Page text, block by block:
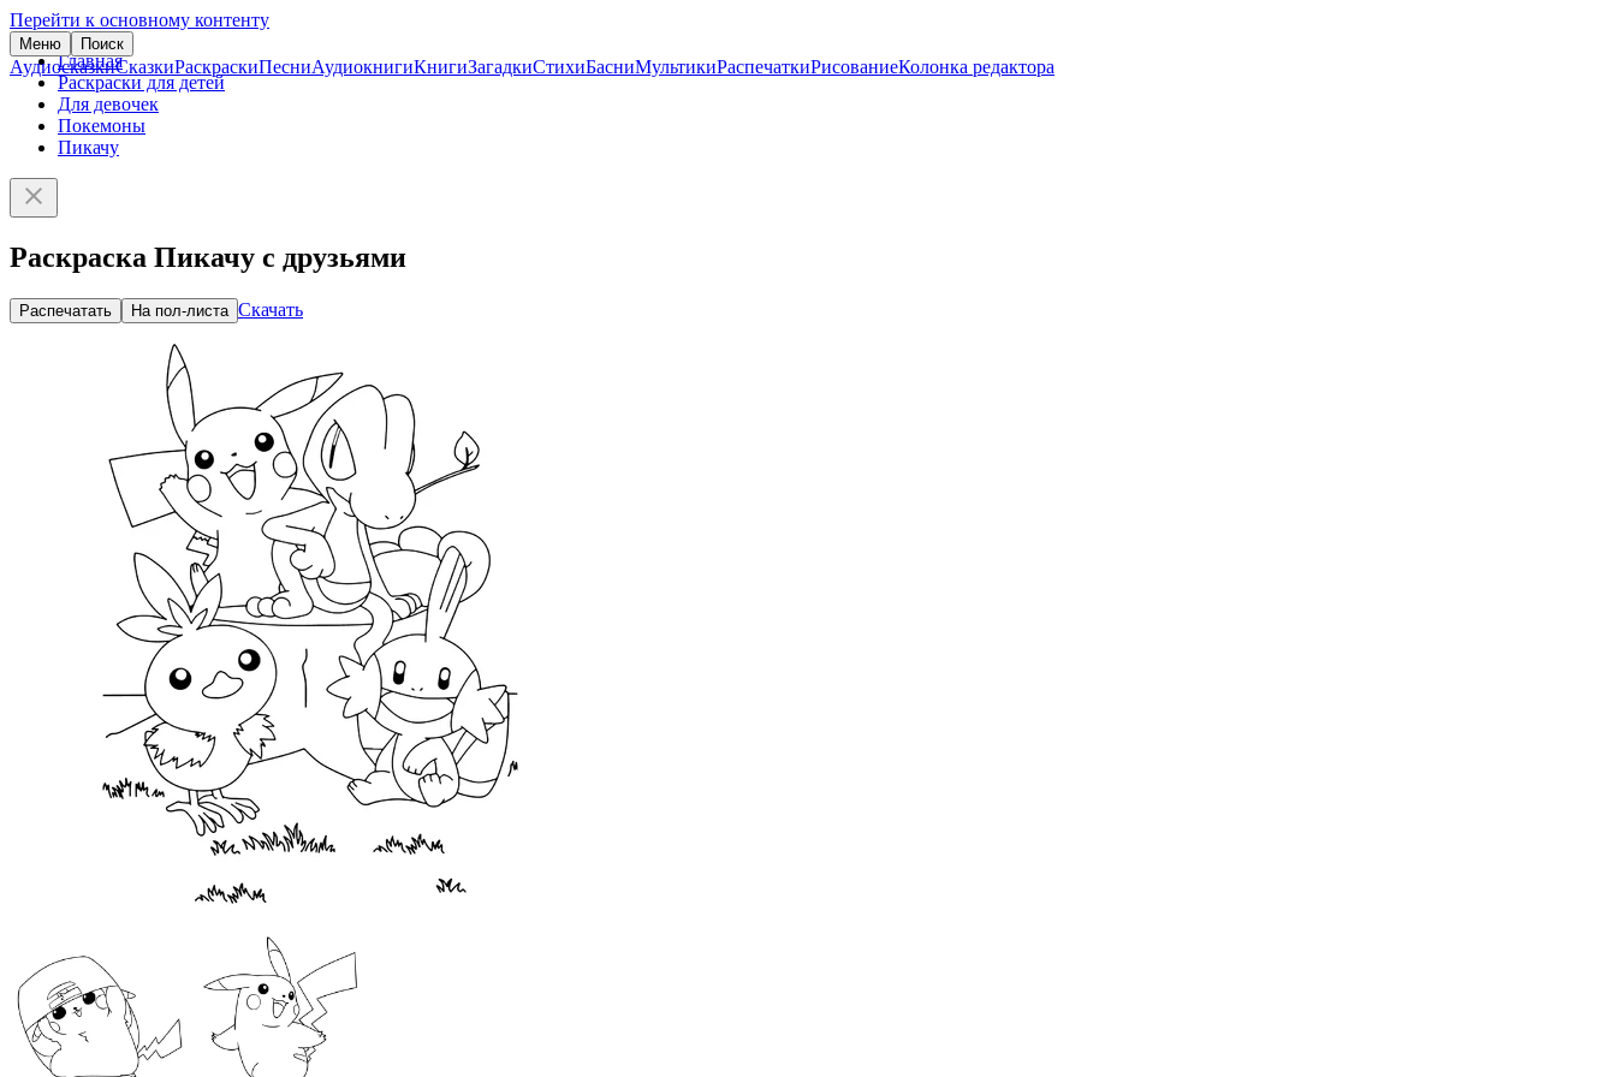
Перейти к основному контенту
Меню Поиск
АудиосказкиСказкиРаскраскиПесниАудиокнигиКнигиЗагадкиСтихиБасниМультикиРаспечаткиРисованиеКолонка редактора
Главная
Раскраски для детей
Для девочек
Покемоны
Пикачу
Раскраска Пикачу с друзьями
Распечатать На пол-листа Скачать